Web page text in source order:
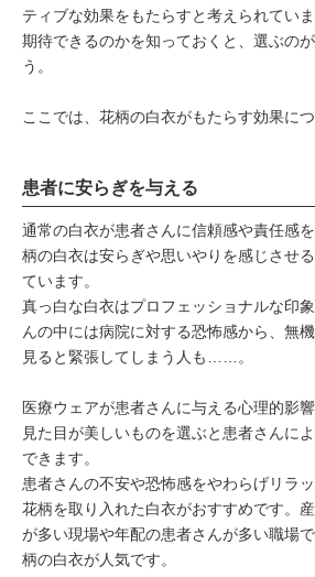
ティブな効果をもたらすと考えられてい
期待できるのかを知っておくと、選ぶの
う。
ここでは、花柄の白衣がもたらす効果につ
患者に安らぎを与える
通常の白衣が患者さんに信頼感や責任感
柄の白衣は安らぎや思いやりを感じさせ
ています。
真っ白な白衣はプロフェッショナルな印
んの中には病院に対する恐怖感から、無
見ると緊張してしまう人も……。
医療ウェアが患者さんに与える心理的影
見た目が美しいものを選ぶと患者さんに
できます。
患者さんの不安や恐怖感をやわらげリラ
花柄を取り入れた白衣がおすすめです。
が多い現場や年配の患者さんが多い職場
柄の白衣が人気です。